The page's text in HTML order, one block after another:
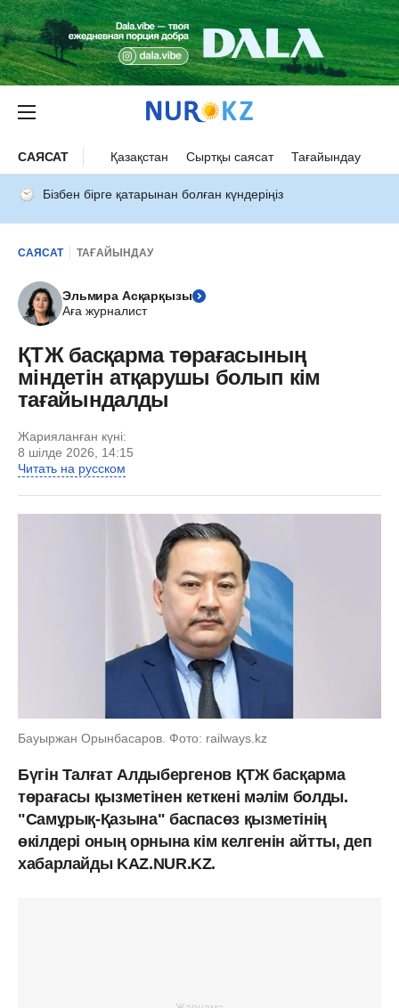
САЯСАТ Қазақстан Сыртқы саясат Тағайындау
Бізбен бірге қатарынан болған күндеріңіз
САЯСАТ ТАҒАЙЫНДАУ
Эльмира Асқарқызы
Аға журналист
ҚТЖ басқарма төрағасының
міндетін атқарушы болып кім
тағайындалды
Жарияланған күні:
8 шілде 2026, 14:15
Читать на русском
Бауыржан Орынбасаров. Фото: railways.kz
Бүгін Талғат Алдыбергенов ҚТЖ басқарма
төрағасы қызметінен кеткені мәлім болды.
"Самұрық-Қазына" баспасөз қызметінің
өкілдері оның орнына кім келгенін айтты, деп
хабарлайды KAZ.NUR.KZ.